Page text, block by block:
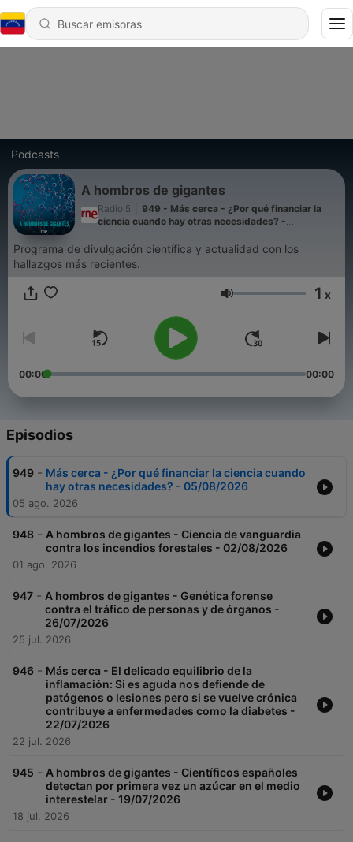
Podcasts
A hombros de gigantes
Radio 5
949 - Más cerca - ¿Por qué financiar la
ciencia cuando hay otras necesidades? -
Programa de divulgación científica y actualidad con los
hallazgos más recientes.
Volumen 1 x
00:00 00:00
Episodios
949 - Más cerca - ¿Por qué financiar la ciencia cuando
hay otras necesidades? - 05/08/2026
05 ago. 2026
948 - A hombros de gigantes - Ciencia de vanguardia
contra los incendios forestales - 02/08/2026
01 ago. 2026
947 - A hombros de gigantes - Genética forense
contra el tráfico de personas y de órganos -
26/07/2026
25 jul. 2026
946 - Más cerca - El delicado equilibrio de la
inflamación: Si es aguda nos defiende de
patógenos o lesiones pero si se vuelve crónica
contribuye a enfermedades como la diabetes -
22/07/2026
22 jul. 2026
945 - A hombros de gigantes - Científicos españoles
detectan por primera vez un azúcar en el medio
interestelar - 19/07/2026
18 jul. 2026